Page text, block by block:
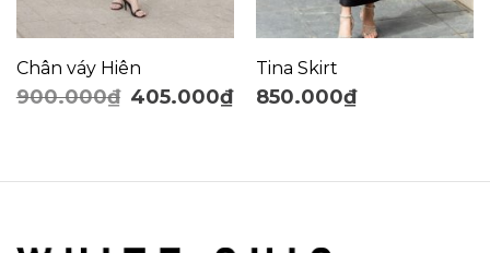
Chân váy Hiên
900.000₫ 405.000₫
Tina Skirt
850.000₫